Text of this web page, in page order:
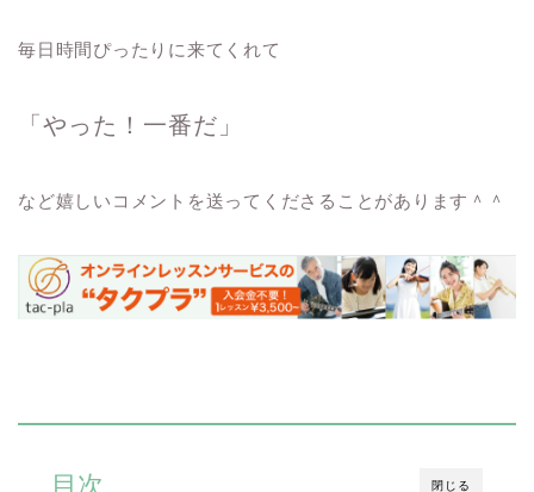
毎日時間ぴったりに来てくれて
「やった！一番だ」
など嬉しいコメントを送ってくださることがあります＾＾
閉じる
目次